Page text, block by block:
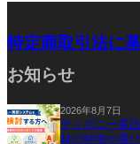
特定商取引法に
お知らせ
2026年8月7日
ディズニー英
材の特徴や選